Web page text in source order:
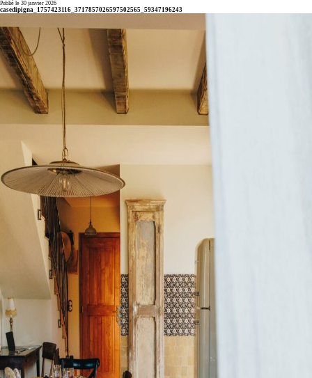
Publié le 30 janvier 2026
casedipigna_1757423116_3717857026597502565_59347196243